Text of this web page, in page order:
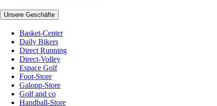
Unsere Geschäfte
Basket-Center
Daily Bikers
Direct Running
Direct-Volley
Espace Golf
Foot-Store
Galopp-Store
Golf and co
Handball-Store